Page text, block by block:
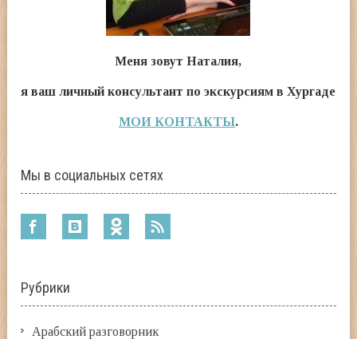
Меня зовут Наталия,
я ваш личный консультант по экскурсиям в Хургаде
МОИ КОНТАКТЫ.
Мы в социальных сетях
Рубрики
Арабский разговорник